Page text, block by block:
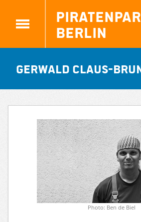
Berlin
Gerwald Claus-
Photo: Ben de Biel